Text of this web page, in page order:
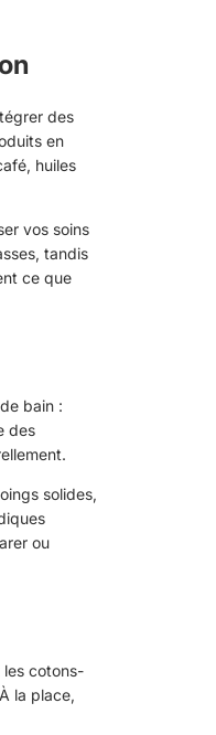
des
en
huiles
vos soins
tandis
ce que
bain :
des
solides,
ou
les cotons-
la place,